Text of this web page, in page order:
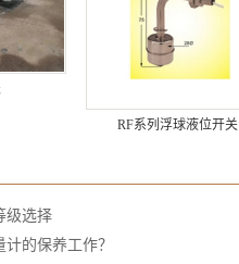
RF系列浮球液位开关
级选择
的保养工作？